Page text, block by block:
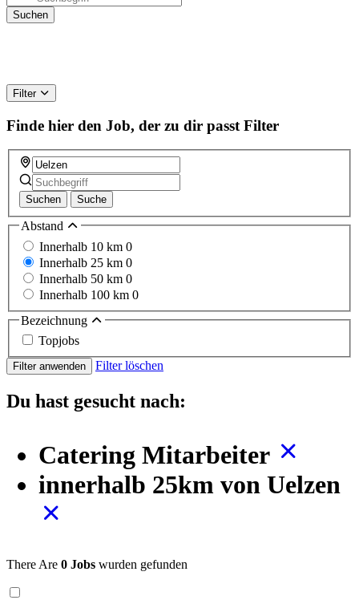
Filter
Finde hier den Job, der zu dir passt Filter
Suchen Suche
Abstand
Innerhalb 10 km 0
Innerhalb 25 km 0
Innerhalb 50 km 0
Innerhalb 100 km 0
Bezeichnung
Topjobs
Filter anwenden Filter löschen
Du hast gesucht nach:
Catering Mitarbeiter
innerhalb 25km von Uelzen
There Are 0 Jobs wurden gefunden